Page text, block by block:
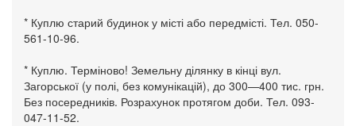
* Куплю старий будинок у місті або передмісті. Тел. 050-
561-10-96.
* Куплю. Терміново! Земельну ділянку в кінці вул.
Загорської (у полі, без комунікацій), до 300—400 тис. грн.
Без посередників. Розрахунок протягом доби. Тел. 093-
047-11-52.